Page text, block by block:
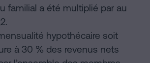
familial a été multiplié par au
hypothécaire soit
à 30 % des revenus nets